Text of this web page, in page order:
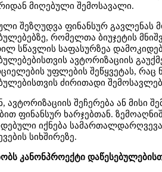
მიღებული შემოსავალი.
შეზღუდვა ფინანსურ გავლენას
რომელთა ბიუჯეტის
სწავლის საფასურზეა
ავტორიზაციის
უფლების შეწყვეტას,
ძირითადი
ავტორიზაციის შეჩერება ან მისი
ფინანსურ ხარჯებთან.
იქნება
სიხშირეზე.
კანონპროექტი